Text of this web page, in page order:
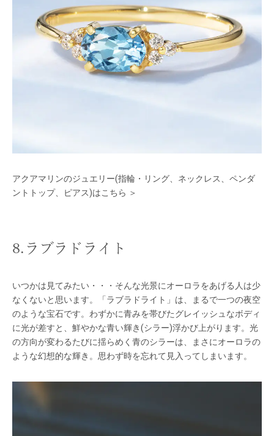
アクアマリンのジュエリー(指輪・リング、ネックレス、ペンダ
ントトップ、ピアス)はこちら ＞
8.ラブラドライト
いつかは見てみたい・・・そんな光景にオーロラをあげる人は少
なくないと思います。「ラブラドライト」は、まるで一つの夜空
のような宝石です。わずかに青みを帯びたグレイッシュなボディ
に光が差すと、鮮やかな青い輝き(シラー)浮かび上がります。光
の方向が変わるたびに揺らめく青のシラーは、まさにオーロラの
ような幻想的な輝き。思わず時を忘れて見入ってしまいます。